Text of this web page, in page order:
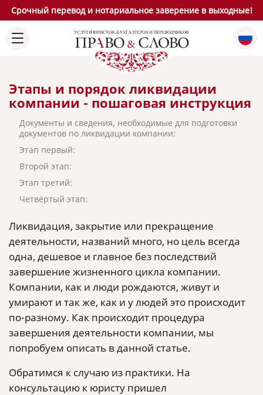
Срочный перевод и нотариальное заверение в выходные!
Этапы и порядок ликвидации
компании - пошаговая инструкция
Документы и сведения, необходимые для подготовки
документов по ликвидации компании:
Этап первый:
Второй этап:
Этап третий:
Четвёртый этап:
Ликвидация, закрытие или прекращение
деятельности, названий много, но цель всегда
одна, дешевое и главное без последствий
завершение жизненного цикла компании.
Компании, как и люди рождаются, живут и
умирают и так же, как и у людей это происходит
по-разному. Как происходит процедура
завершения деятельности компании, мы
попробуем описать в данной статье.
Обратимся к случаю из практики. На
консультацию к юристу пришел